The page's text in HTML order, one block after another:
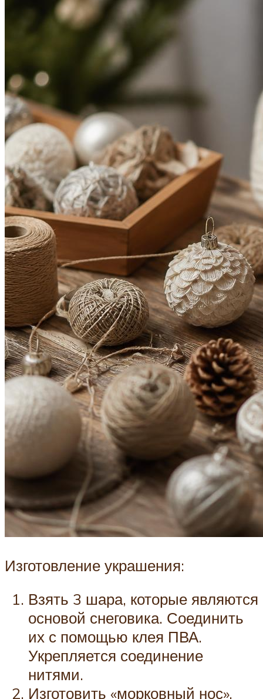
Изготовление украшения:
Взять 3 шара, которые являются
основой снеговика. Соединить
их с помощью клея ПВА.
Укрепляется соединение
нитями.
Изготовить «морковный нос».